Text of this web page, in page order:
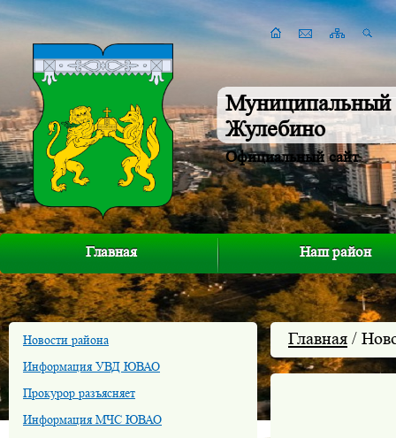
Муниципальный
Жулебино
Официальный сайт
Главная Наш район
Новости района
Информация УВД ЮВАО
Прокурор разъясняет
Информация МЧС ЮВАО
Главная /